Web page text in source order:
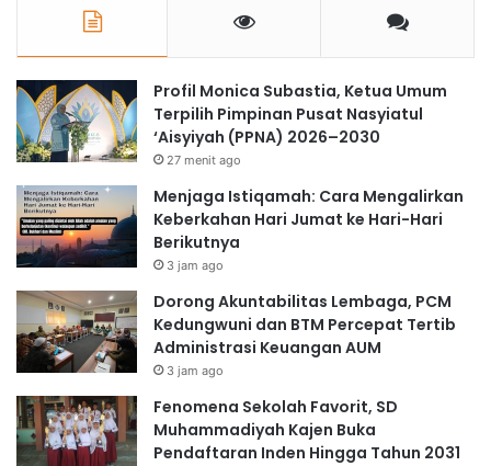
Profil Monica Subastia, Ketua Umum
Terpilih Pimpinan Pusat Nasyiatul
‘Aisyiyah (PPNA) 2026–2030
27 menit ago
Menjaga Istiqamah: Cara Mengalirkan
Keberkahan Hari Jumat ke Hari-Hari
Berikutnya
3 jam ago
Dorong Akuntabilitas Lembaga, PCM
Kedungwuni dan BTM Percepat Tertib
Administrasi Keuangan AUM
3 jam ago
Fenomena Sekolah Favorit, SD
Muhammadiyah Kajen Buka
Pendaftaran Inden Hingga Tahun 2031